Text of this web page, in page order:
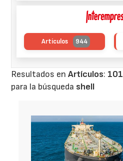
Artículos 944
Resultados enArtículos: 101
para la búsqueda shell